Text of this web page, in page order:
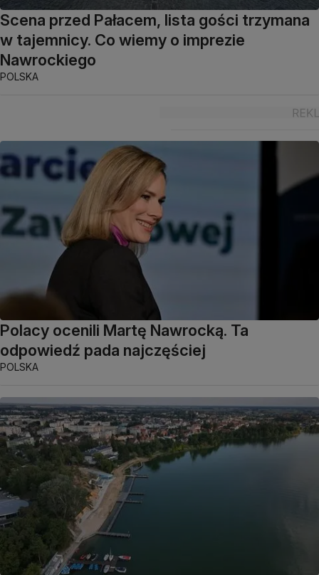
Scena przed Pałacem, lista gości trzymana
w tajemnicy. Co wiemy o imprezie
Nawrockiego
POLSKA
Polacy ocenili Martę Nawrocką. Ta
odpowiedź pada najczęściej
POLSKA